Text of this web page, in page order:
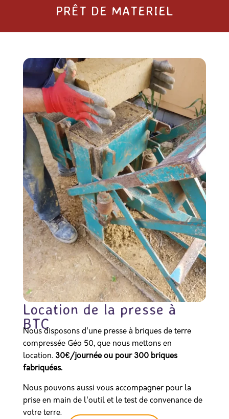
PRÊT DE MATERIEL
Location de la presse à
BTC
Nous disposons d'une presse à briques de terre
compressée Géo 50, que nous mettons en
location. 30€/journée ou pour 300 briques
fabriquées.
Nous pouvons aussi vous accompagner pour la
prise en main de l'outil et le test de convenance de
votre terre.